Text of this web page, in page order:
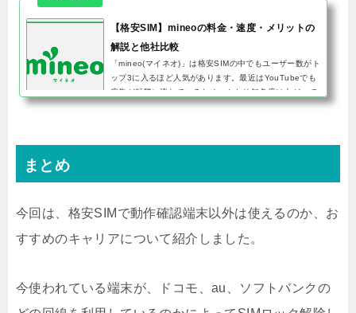
【格安SIM】mineoの料金・速度・メリットの
解説と他社比較
「mineo(マイネオ)」は格安SIMの中でもユーザー数がト
ップ3に入るほど人気があります。最近はYouTubeでも
広告が頻繁に流れているため、かなり知名度は上がって
いるのではないでしょうか。結論から言うと、mineoは
まとめ
今回は、格安SIMで動作確認端末以外は使えるのか、お
すすめのキャリアについて紹介しました。
今使われている端末が、ドコモ、au、ソフトバンクの